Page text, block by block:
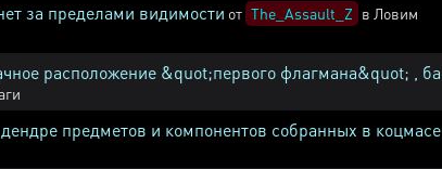
за пределами видимости от The_Assault_Z в Ловим
расположение &quot;первого флагмана&quot; , ба
предметов и компонентов собранных в коцмасе